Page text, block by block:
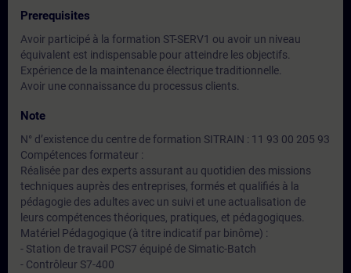
Prerequisites
Avoir participé à la formation ST-SERV1 ou avoir un niveau
équivalent est indispensable pour atteindre les objectifs.
Expérience de la maintenance électrique traditionnelle.
Avoir une connaissance du processus clients.
Note
N° d’existence du centre de formation SITRAIN : 11 93 00 205 93
Compétences formateur :
Réalisée par des experts assurant au quotidien des missions
techniques auprès des entreprises, formés et qualifiés à la
pédagogie des adultes avec un suivi et une actualisation de
leurs compétences théoriques, pratiques, et pédagogiques.
Matériel Pédagogique (à titre indicatif par binôme) :
- Station de travail PCS7 équipé de Simatic-Batch
- Contrôleur S7-400